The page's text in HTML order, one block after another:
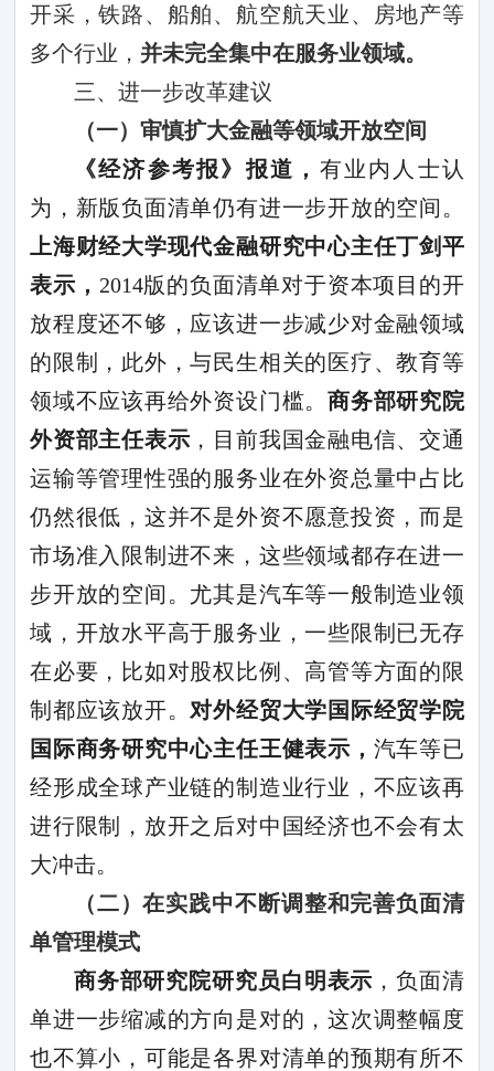
开采，铁路、船舶、航空航天业、房地产等
多个行业， 并未完全集中在服务业领域。
三、进一步改革建议
（一）审慎扩大金融等领域开放空间
《经济参考报》报道， 有业内人士认
为，新版负面清单仍有进一步开放的空间。
上海财经大学现代金融研究中心主任丁剑平
表示， 2014版的负面清单对于资本项目的开
放程度还不够，应该进一步减少对金融领域
的限制，此外，与民生相关的医疗、教育等
领域不应该再给外资设门槛。商务部研究院
外资部主任表示 ，目前我国金融电信、交通
运输等管理性强的服务业在外资总量中占比
仍然很低，这并不是外资不愿意投资，而是
市场准入限制进不来，这些领域都存在进一
步开放的空间。尤其是汽车等一般制造业领
域，开放水平高于服务业，一些限制已无存
在必要，比如对股权比例、高管等方面的限
制都应该放开。 对外经贸大学国际经贸学院
国际商务研究中心主任王健表示， 汽车等已
经形成全球产业链的制造业行业，不应该再
进行限制，放开之后对中国经济也不会有太
大冲击。
（二）在实践中不断调整和完善负面清
单管理模式
商务部研究院研究员白明表示 ，负面清
单进一步缩减的方向是对的，这次调整幅度
也不算小，可能是各界对清单的预期有所不